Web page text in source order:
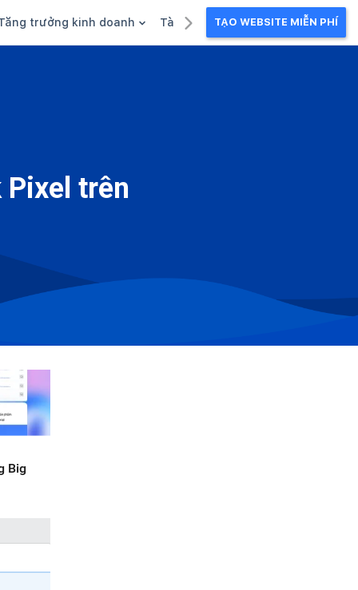
trưởng kinh doanh Tài liệu kinh doanhTẠO WEBSITE MIỄN PHÍ
Pixel trên
Big